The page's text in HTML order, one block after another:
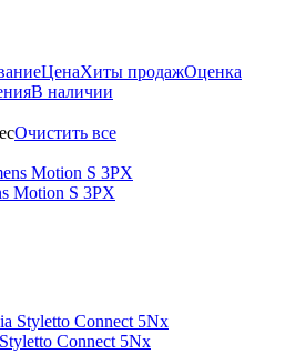
ЦенаХиты продажОценка
В наличии
Очистить все
Motion S 3PX
Connect 5Nx